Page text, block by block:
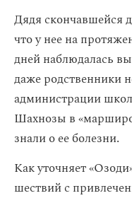
Дядя скончавшейся
что у нее на
дней наблюдалась
даже родственники
администрации
Шахнозы в
знали о ее болезни.
Как уточняет
шествий с